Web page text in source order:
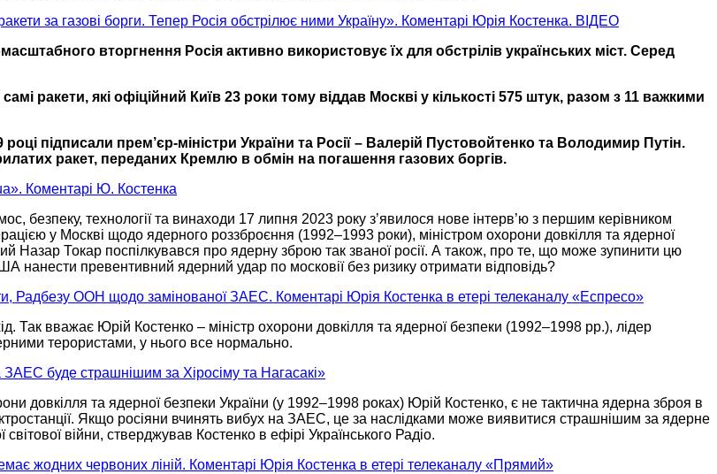
за газові борги. Тепер Росія обстрілює ними Україну». Коментарі Юрія Костенка. ВІДЕО
вторгнення Росія активно використовує їх для обстрілів українських міст. Серед
ракети, які офіційний Київ 23 роки тому віддав Москві у кількості 575 штук, разом з 11 важкими
році підписали прем’єр-міністри України та Росії – Валерій Пустовойтенко та Володимир Путін.
ракет, переданих Кремлю в обмін на погашення газових боргів.
Коментарі Ю. Костенка
безпеку, технології та винаходи 17 липня 2023 року з’явилося нове інтерв’ю з першим керівником
у Москві щодо ядерного роззброєння (1992–1993 роки), міністром охорони довкілля та ядерної
Токар поспілкувався про ядерну зброю так званої росії. А також, про те, що може зупинити цю
нанести превентивний ядерний удар по московії без ризику отримати відповідь?
Радбезу ООН щодо замінованої ЗАЕС. Коментарі Юрія Костенка в етері телеканалу «Еспресо»
Так вважає Юрій Костенко – міністр охорони довкілля та ядерної безпеки (1992–1998 рр.), лідер
терористами, у нього все нормально.
буде страшнішим за Хіросіму та Нагасакі»
довкілля та ядерної безпеки України (у 1992–1998 роках) Юрій Костенко, є не тактична ядерна зброя в
Якщо росіяни вчинять вибух на ЗАЕС, це за наслідками може виявитися страшнішим за ядерне
світової війни, стверджував Костенко в ефірі Українського Радіо.
жодних червоних ліній. Коментарі Юрія Костенка в етері телеканалу «Прямий»